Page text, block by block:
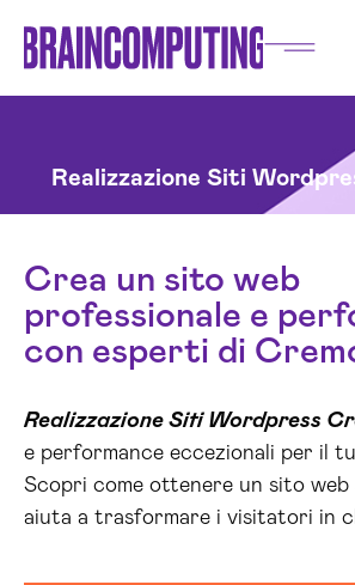
Realizzazione Siti
Crea un sito web
professionale e
con esperti di
Realizzazione Siti Wordpress
e performance eccezionali per il
Scopri come ottenere un sito web
aiuta a trasformare i visitatori in